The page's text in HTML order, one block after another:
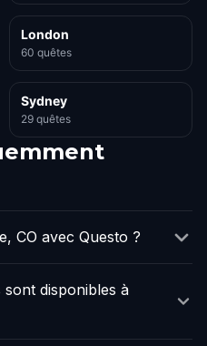
London
60 quêtes
Sydney
29 quêtes
CO avec Questo ?
disponibles à